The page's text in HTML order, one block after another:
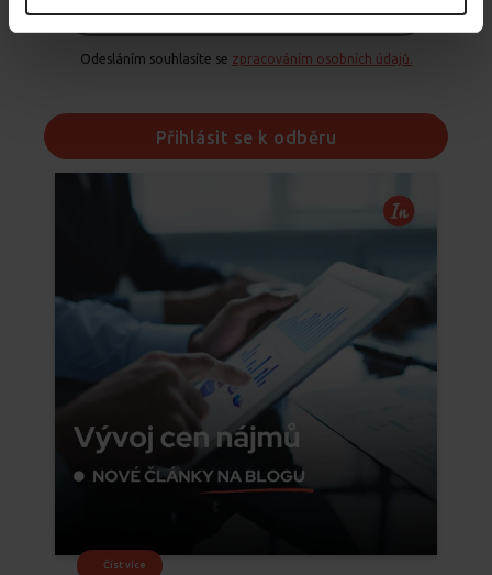
Odesláním souhlasíte se zpracováním osobních údajů.
Přihlásit se k odběru
Číst více